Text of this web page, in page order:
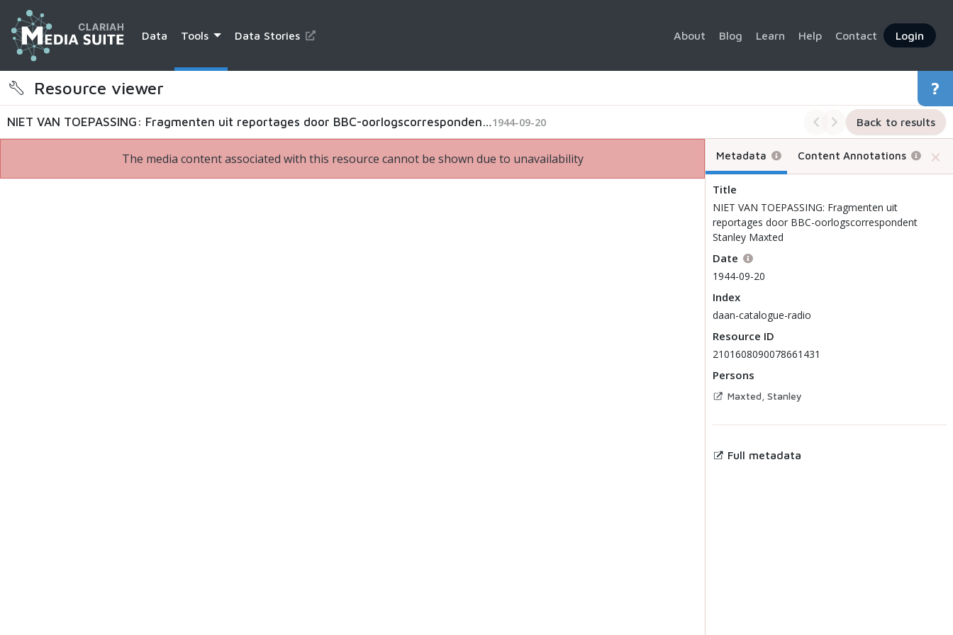
Data Tools Data Stories About Blog Learn Help Contact Login
Resource viewer
NIET VAN TOEPASSING: Fragmenten uit reportages door BBC-oorlogscorrespondent Stanley Maxted1944-09-20 Back to results
The media content associated with this resource cannot be shown due to unavailability Metadata Content Annotations
Title
NIET VAN TOEPASSING: Fragmenten uit
reportages door BBC-oorlogscorrespondent
Stanley Maxted
Date
1944-09-20
Index
daan-catalogue-radio
Resource ID
2101608090078661431
Persons
Maxted, Stanley
Full metadata